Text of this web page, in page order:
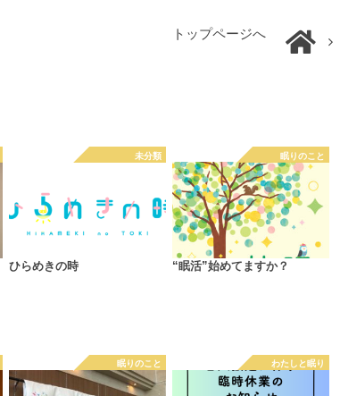
トップページへ
未分類
ひらめきの時
眠りのこと
“眠活”始めてますか？
眠りのこと わたしと眠り